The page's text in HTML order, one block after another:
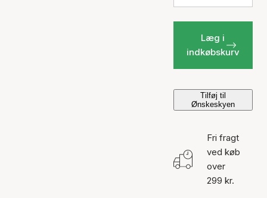
Læg i
indkøbskurv
Tilføj til
Ønskeskyen
Fri fragt
ved køb
over
299 kr.